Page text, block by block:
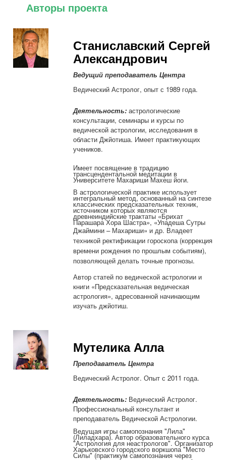
Авторы проекта
Станиславский Сергей
Александрович
Ведущий преподаватель Центра
Ведический Астролог, опыт с 1989 года.
Деятельность: астрологические
консультации, семинары и курсы по
ведической астрологии, исследования в
области Джйотиша. Имеет практикующих
учеников.
Имеет посвящение в традицию
трансцендентальной медитации в
Университете Махариши Махеш йоги.
В астрологической практике использует
интегральный метод, основанный на синтезе
классических предсказательных техник,
источником которых являются
древнеиндийские трактаты «Брихат
Парашара Хора Шастра», «Упадеша Сутры
Джаймини– Махариши» и др. Владеет
техникой ректификации гороскопа (коррекция
времени рождения по прошлым событиям),
позволяющей делать точные прогнозы.
Автор статей по ведической астрологии и
книги «Предсказательная ведическая
астрология», адресованной начинающим
изучать джйотиш.
Мутелика Алла
Преподаватель Центра
Ведический Астролог. Опыт с 2011 года.
Деятельность: Ведический Астролог.
Профессиональный консультант и
преподаватель Ведической Астрологии.
Ведущая игры самопознания "Лила"
(Лиладхара). Автор образовательного курса
"Астрология для неастрологов". Организатор
Харьковского городского воркшопа "Место
Силы" (практикум самопознания через